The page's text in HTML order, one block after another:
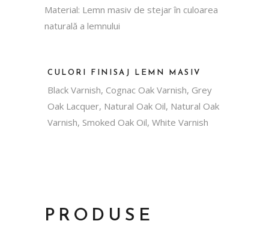
Material: Lemn masiv de stejar în culoarea
naturală a lemnului
CULORI FINISAJ LEMN MASIV
Black Varnish, Cognac Oak Varnish, Grey
Oak Lacquer, Natural Oak Oil, Natural Oak
Varnish, Smoked Oak Oil, White Varnish
PRODUSE